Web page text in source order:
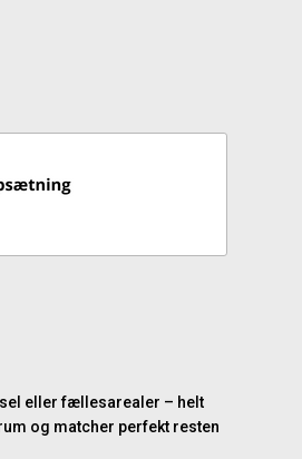
eller fællesarealer – helt
og matcher perfekt resten